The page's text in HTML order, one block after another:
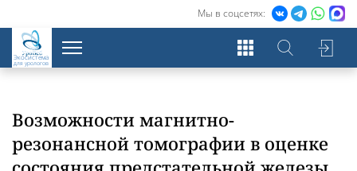
Мы в соцсетях:
Экосистема
для урологов
Возможности магнитно-
резонансной томографии в оценке